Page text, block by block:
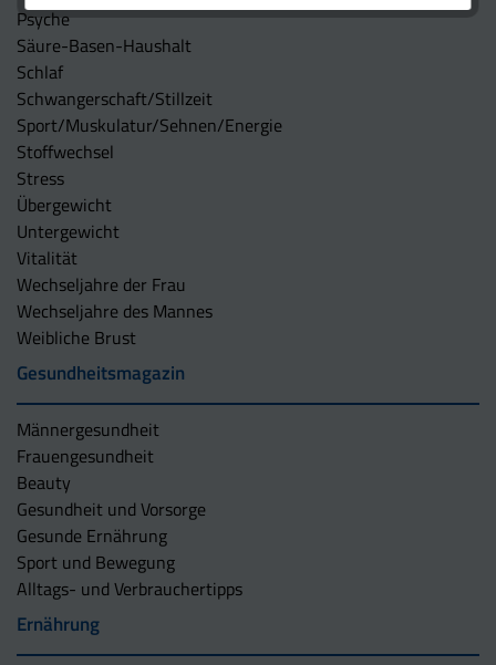
Psyche
Säure-Basen-Haushalt
Schlaf
Schwangerschaft/Stillzeit
Sport/Muskulatur/Sehnen/Energie
Stoffwechsel
Stress
Übergewicht
Untergewicht
Vitalität
Wechseljahre der Frau
Wechseljahre des Mannes
Weibliche Brust
Gesundheitsmagazin
Männergesundheit
Frauengesundheit
Beauty
Gesundheit und Vorsorge
Gesunde Ernährung
Sport und Bewegung
Alltags- und Verbrauchertipps
Ernährung